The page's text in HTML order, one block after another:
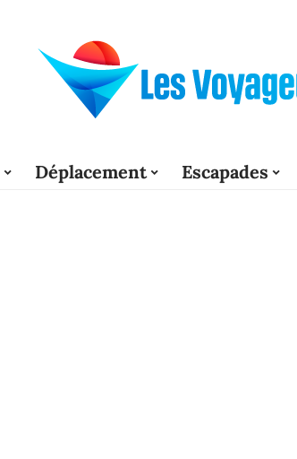
Déplacement Escapades